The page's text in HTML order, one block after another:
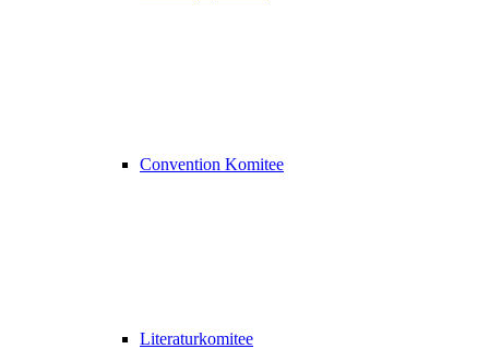
Convention Komitee
Literaturkomitee